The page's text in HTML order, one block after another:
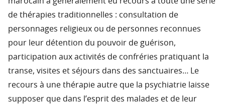
de thérapies traditionnelles : consultation de
personnages religieux ou de personnes reconnues
pour leur détention du pouvoir de guérison,
participation aux activités de confréries pratiquant la
transe, visites et séjours dans des sanctuaires… Le
recours à une thérapie autre que la psychiatrie laisse
supposer que dans l’esprit des malades et de leur